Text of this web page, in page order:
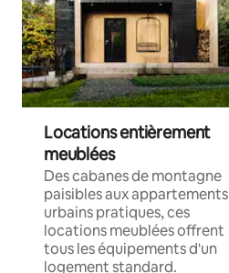
Locations entièrement
meublées
Des cabanes de montagne
paisibles aux appartements
urbains pratiques, ces
locations meublées offrent
tous les équipements d'un
logement standard.